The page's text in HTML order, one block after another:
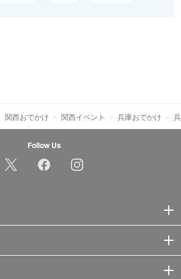
関西おでかけ 関西イベント 兵庫おでかけ
Follow Us